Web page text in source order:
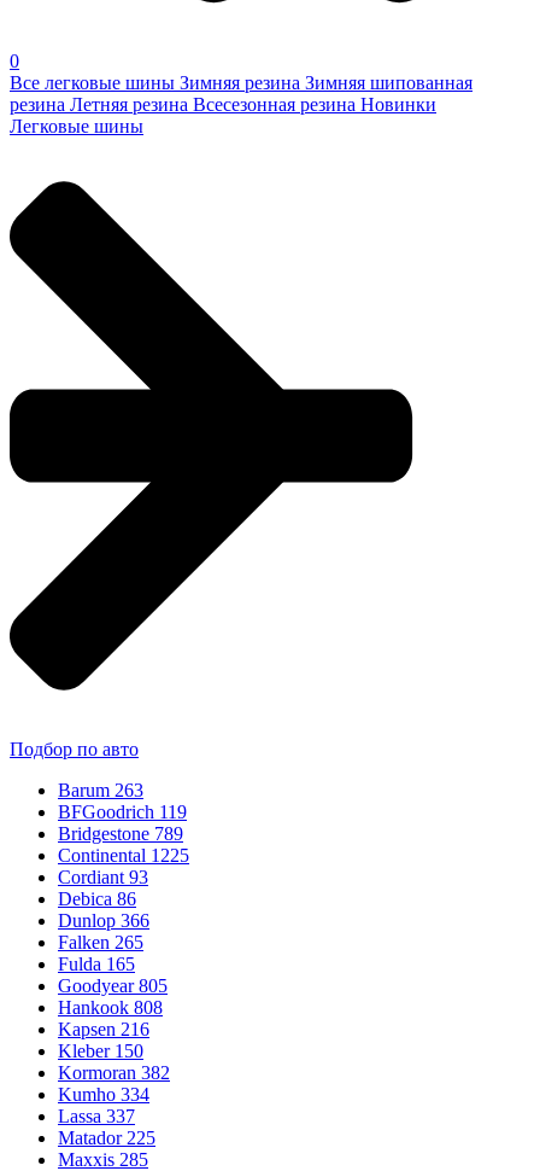
0
Все легковые шины Зимняя резина Зимняя шипованная
резина Летняя резина Всесезонная резина Новинки
Легковые шины
Подбор по авто
Barum 263
BFGoodrich 119
Bridgestone 789
Continental 1225
Cordiant 93
Debica 86
Dunlop 366
Falken 265
Fulda 165
Goodyear 805
Hankook 808
Kapsen 216
Kleber 150
Kormoran 382
Kumho 334
Lassa 337
Matador 225
Maxxis 285